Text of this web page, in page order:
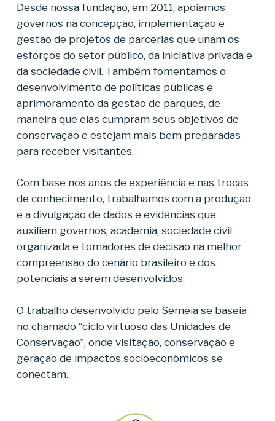
Desde nossa fundação, em 2011, apoiamos
governos na concepção, implementação e
gestão de projetos de parcerias que unam os
esforços do setor público, da iniciativa privada e
da sociedade civil. Também fomentamos o
desenvolvimento de políticas públicas e
aprimoramento da gestão de parques, de
maneira que elas cumpram seus objetivos de
conservação e estejam mais bem preparadas
para receber visitantes.
Com base nos anos de experiência e nas trocas
de conhecimento, trabalhamos com a produção
e a divulgação de dados e evidências que
auxiliem governos, academia, sociedade civil
organizada e tomadores de decisão na melhor
compreensão do cenário brasileiro e dos
potenciais a serem desenvolvidos.
O trabalho desenvolvido pelo Semeia se baseia
no chamado “ciclo virtuoso das Unidades de
Conservação”, onde visitação, conservação e
geração de impactos socioeconômicos se
conectam.